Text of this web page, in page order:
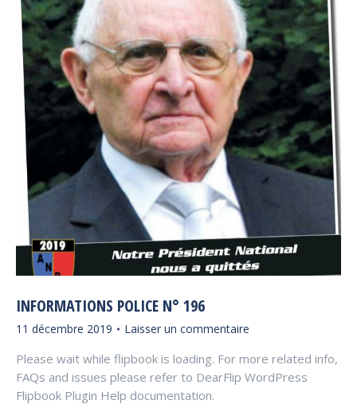
INFORMATIONS POLICE N° 196
11 décembre 2019 Laisser un commentaire
Please wait while flipbook is loading. For more related info,
FAQs and issues please refer to DearFlip WordPress
Flipbook Plugin Help documentation.